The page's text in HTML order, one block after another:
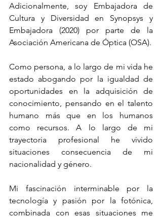
Adicionalmente, soy Embajadora de
Cultura y Diversidad en Synopsys y
Embajadora (2020) por parte de la
Asociación Americana de Óptica (OSA).
Como persona, a lo largo de mi vida he
estado abogando por la igualdad de
oportunidades en la adquisición de
conocimiento, pensando en el talento
humano más que en los humanos
como recursos. A lo largo de mi
trayectoria profesional he vivido
situaciones consecuencia de mi
nacionalidad y género.
Mi fascinación interminable por la
tecnología y pasión por la fotónica,
combinada con esas situaciones me